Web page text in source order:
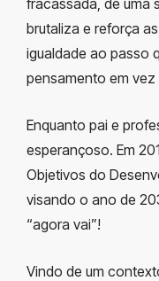
brutaliza e reforça
igualdade ao passo
pensamento em vez
Enquanto pai e
esperançoso. Em
Objetivos do
visando o ano de
“agora vai”!
Vindo de um